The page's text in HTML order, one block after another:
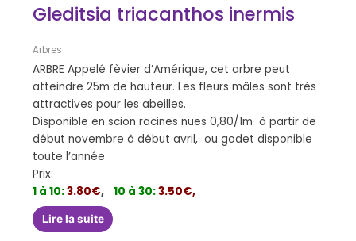
Gleditsia triacanthos inermis
Arbres
ARBRE Appelé fèvier d’Amérique, cet arbre peut
atteindre 25m de hauteur. Les fleurs mâles sont très
attractives pour les abeilles.
Disponible en scion racines nues 0,80/1m à partir de
début novembre à début avril, ou godet disponible
toute l’année
Prix:
1 à 10:3.80€, 10 à 30:3.50€,
Lire la suite